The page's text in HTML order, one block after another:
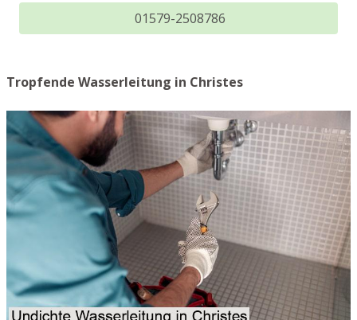
01579-2508786
Tropfende Wasserleitung in Christes